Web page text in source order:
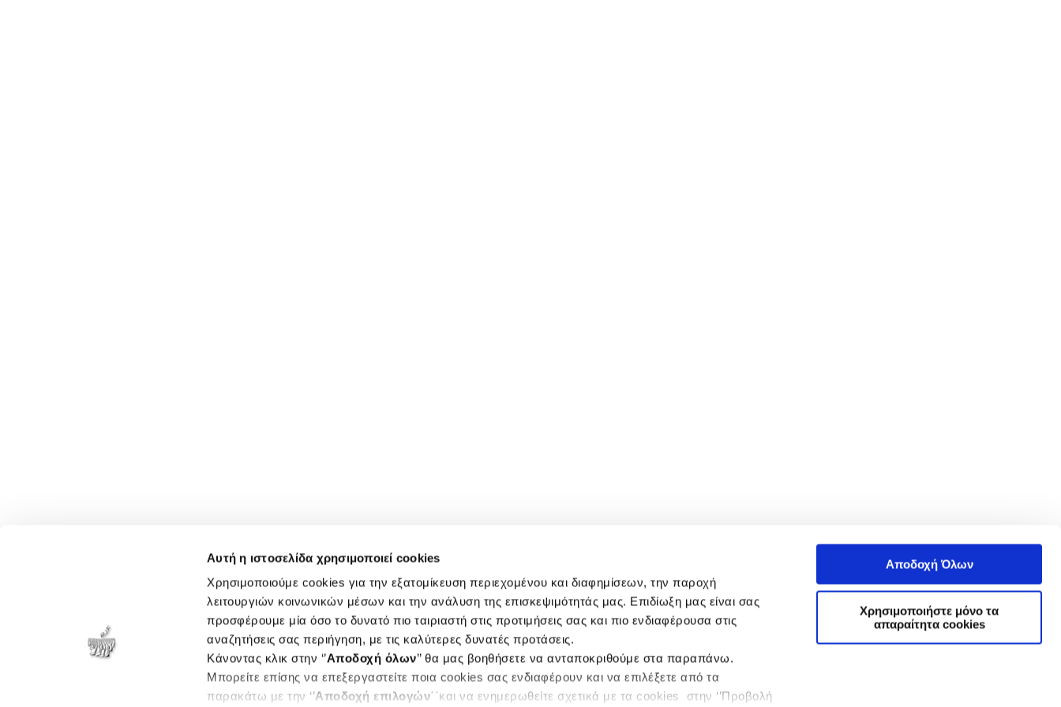
Αυτή η ιστοσελίδα χρησιμοποιεί cookies
Χρησιμοποιούμε cookies για την εξατομίκευση περιεχομένου και διαφημίσεων, την παροχή
λειτουργιών κοινωνικών μέσων και την ανάλυση της επισκεψιμότητάς μας. Επιδίωξη μας είναι σας
προσφέρουμε μία όσο το δυνατό πιο ταιριαστή στις προτιμήσεις σας και πιο ενδιαφέρουσα στις
αναζητήσεις σας περιήγηση, με τις καλύτερες δυνατές προτάσεις.
Κάνοντας κλικ στην ‘’Αποδοχή όλων’’ θα μας βοηθήσετε να ανταποκριθούμε στα παραπάνω.
Μπορείτε επίσης να επεξεργαστείτε ποια cookies σας ενδιαφέρουν και να επιλέξετε από τα
παρακάτω με την ‘’Αποδοχή επιλογών΄΄και να ενημερωθείτε σχετικά με τα cookies στην ‘’Προβολή
Αποδοχή Όλων
Χρησιμοποιήστε μόνο τα
απαραίτητα cookies